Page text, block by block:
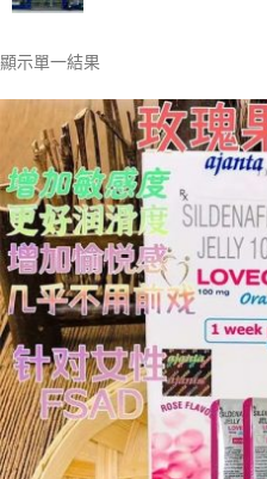
顯示單一結果